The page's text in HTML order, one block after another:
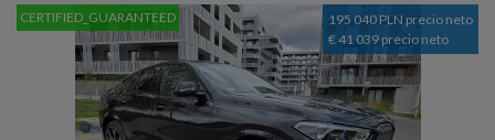
195 040 PLN precio neto
€ 41 039 precio neto
CERTIFIED_GUARANTEED